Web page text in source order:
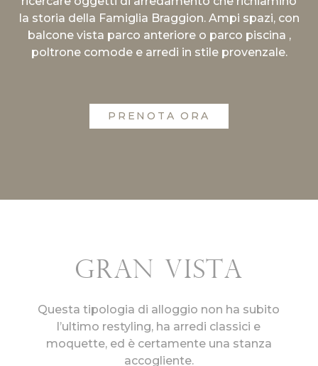
la storia della Famiglia Braggion. Ampi spazi, con
balcone vista parco anteriore o parco piscina ,
poltrone comode e arredi in stile provenzale.
PRENOTA ORA
gran vista
Questa tipologia di alloggio non ha subito
l’ultimo restyling, ha arredi classici e
moquette, ed è certamente una stanza
accogliente.